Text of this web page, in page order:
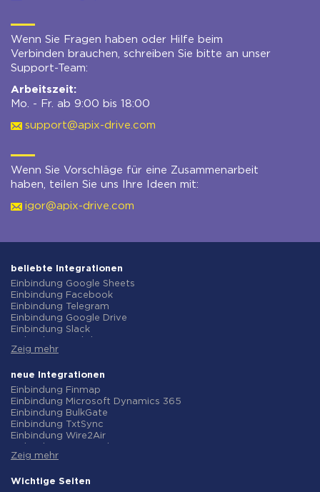
Wenn Sie Fragen haben oder Hilfe beim
Verbinden brauchen, schreiben Sie bitte an unser
Support-Team:
Arbeitszeit:
Mo. - Fr. ab 9:00 bis 18:00
support@apix-drive.com
Wenn Sie Vorschläge für eine Zusammenarbeit
haben, teilen Sie uns Ihre Ideen mit:
igor@apix-drive.com
beliebte Integrationen
Einbindung Google Sheets
Einbindung Facebook
Einbindung Telegram
Einbindung Google Drive
Einbindung Slack
Einbindung Gmail
Einbindung ClickUp
Einbindung Airtable
Einbindung Google Contacts
Einbindung OpenAI (ChatGPT)
Einbindung Instagram
Einbindung ActiveCampaign
Einbindung Typeform
Einbindung Salesforce CRM
Einbindung Notion
Zeig mehr
neue Integrationen
Einbindung Finmap
Einbindung Microsoft Dynamics 365
Einbindung BulkGate
Einbindung TxtSync
Einbindung Wire2Air
Einbindung Infobip
Einbindung AtomPark
Zeig mehr
Wichtige Seiten